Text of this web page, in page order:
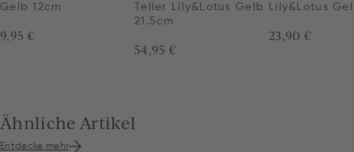
Gelb 12cm
9,95 €
Teller Lily&Lotus Gelb
21.5cm
54,95 €
Lily&Lotus
23,90 €
Ähnliche Artikel
Entdecke mehr